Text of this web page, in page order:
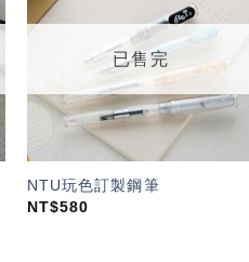
望輕
單」
已售完
NTU玩色訂製鋼筆
NT$580